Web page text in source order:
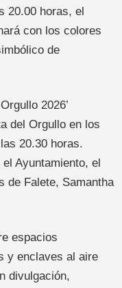
20.00 horas, el
con los colores
de
2026’
del Orgullo en los
20.30 horas.
Ayuntamiento, el
de Falete, Samantha
espacios
y enclaves al aire
divulgación,